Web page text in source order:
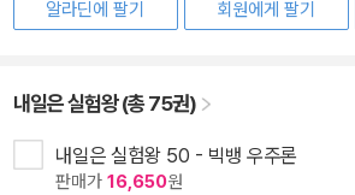
알라딘에 팔기
회원에게 팔기
내일은 실험왕 (총 75권)
내일은 실험왕 50 - 빅뱅 우주론
판매가 16,650원